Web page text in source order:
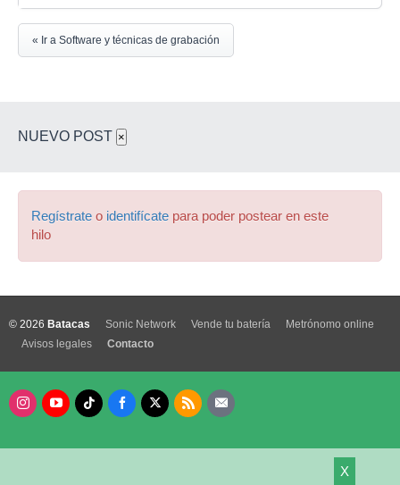
« Ir a Software y técnicas de grabación
NUEVO POST ×
Regístrate o identifícate para poder postear en este
hilo
X
© 2026 Batacas Sonic Network Vende tu batería
Metrónomo online
Avisos legales
Contacto